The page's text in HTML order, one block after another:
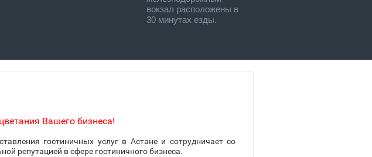
вокзал расположены в
30 минутах езды.
Вашего бизнеса!
гостиничных услуг в Астане и сотрудничает со
репутацией в сфере гостиничного бизнеса.